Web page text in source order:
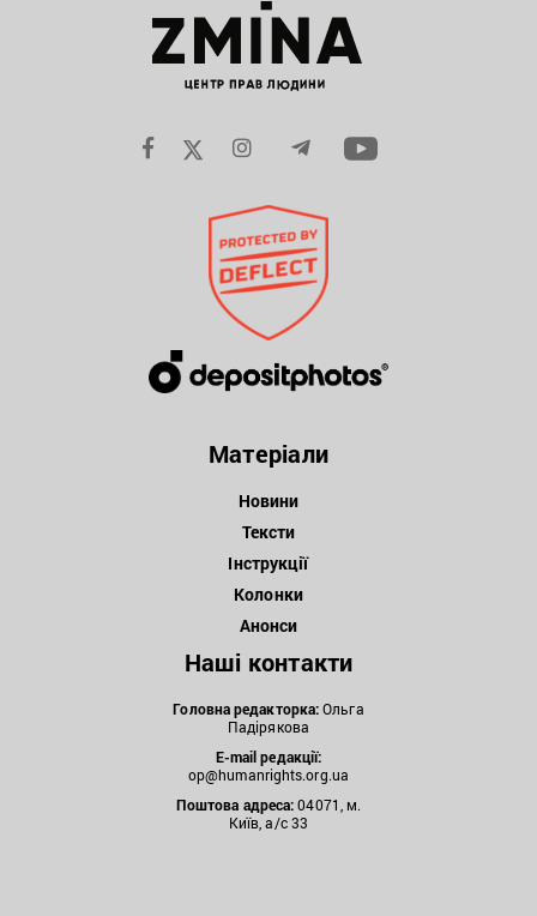
Матеріали
Новини
Тексти
Інструкції
Колонки
Анонси
Наші контакти
Головна редакторка:Ольга
Падірякова
E-mail редакції:
op@humanrights.org.ua
Поштова адреса:04071, м.
Київ, а/с 33